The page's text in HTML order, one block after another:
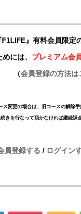
』有料会員限定
には、 プレミアム会
（会員登録の方法は
ス変更の場合は、旧コースの解除手
きを行なって頂かなければ継続課
員登録する / ログイン
ダの現在地
との交渉4...